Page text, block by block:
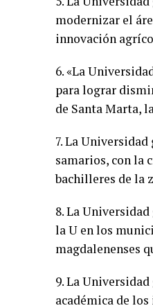
modernizar el
innovación
6. «La
para lograr
de Santa Marta,
7. La
samarios, con la
bachilleres de la
8. La
la U en los
magdalenenses
9. La
académica de